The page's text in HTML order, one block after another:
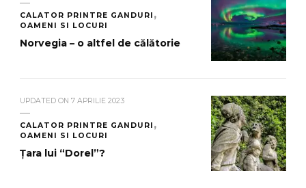
CALATOR PRINTRE GANDURI
OAMENI SI LOCURI
Norvegia – o altfel de călătorie
UPDATED ON 7 APRILIE 2023
CALATOR PRINTRE GANDURI
OAMENI SI LOCURI
Țara lui “Dorel”?